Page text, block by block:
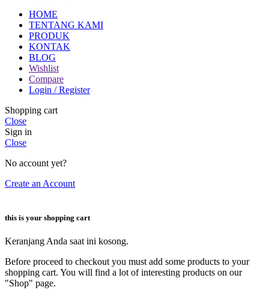
HOME
TENTANG KAMI
PRODUK
KONTAK
BLOG
Wishlist
Compare
Login / Register
Shopping cart
Close
Sign in
Close
No account yet?
Create an Account
this is your shopping cart
Keranjang Anda saat ini kosong.
Before proceed to checkout you must add some products to your
shopping cart. You will find a lot of interesting products on our
"Shop" page.